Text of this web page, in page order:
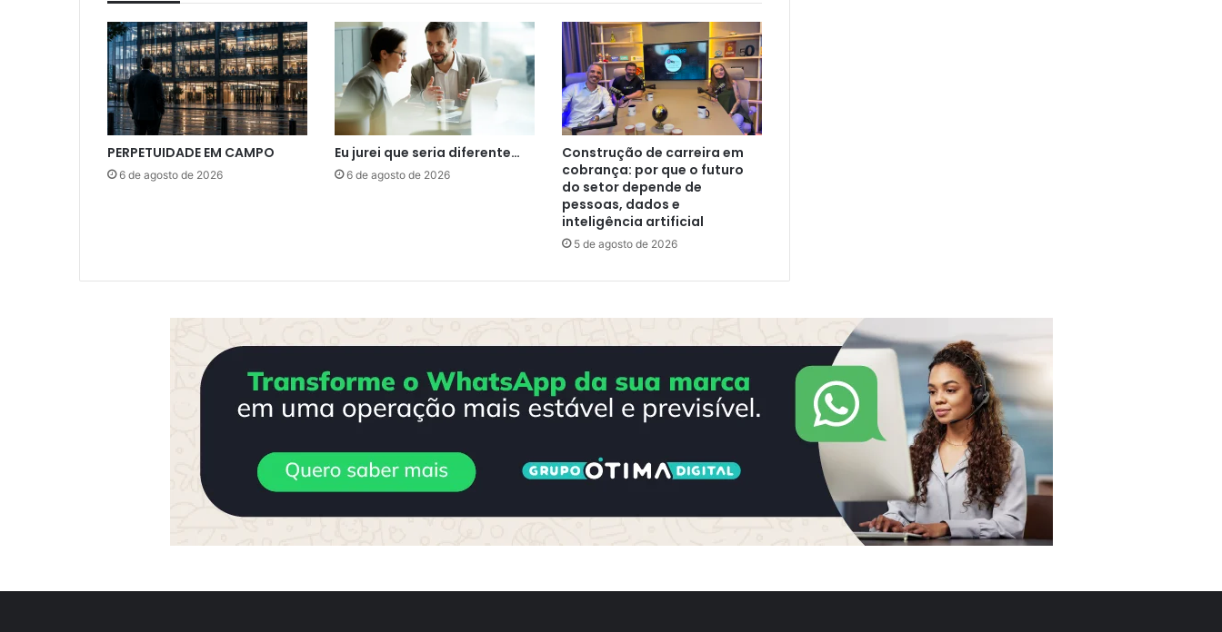
PERPETUIDADE EM CAMPO
6 de agosto de 2026
Eu jurei que seria diferente…
6 de agosto de 2026
Construção de carreira em
cobrança: por que o futuro
do setor depende de
pessoas, dados e
inteligência artificial
5 de agosto de 2026